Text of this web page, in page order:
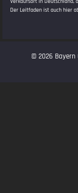
Der Leitfaden ist auch hier
© 2026 Bayern